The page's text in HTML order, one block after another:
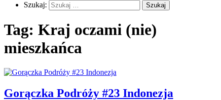
Szukaj:
Tag: Kraj oczami (nie)
mieszkańca
Gorączka Podróży #23 Indonezja